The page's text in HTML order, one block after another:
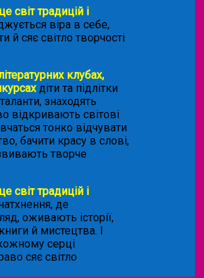
світ традицій і
віра в себе,
й сяє світло творчості
клубах,
діти та підлітки
знаходять
відкривають світові
тонко відчувати
бачити красу в слові,
творче
світ традицій і
де
оживають історії,
й мистецтва. І
серці
сяє світло